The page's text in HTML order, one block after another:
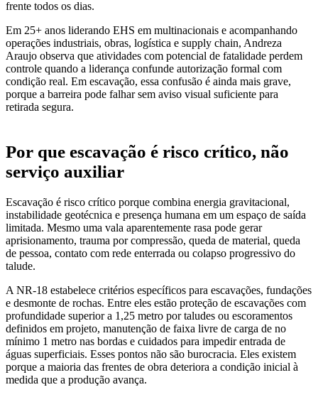
frente todos os dias.
Em 25+ anos liderando EHS em multinacionais e acompanhando
operações industriais, obras, logística e supply chain, Andreza
Araujo observa que atividades com potencial de fatalidade perdem
controle quando a liderança confunde autorização formal com
condição real. Em escavação, essa confusão é ainda mais grave,
porque a barreira pode falhar sem aviso visual suficiente para
retirada segura.
Por que escavação é risco crítico, não
serviço auxiliar
Escavação é risco crítico porque combina energia gravitacional,
instabilidade geotécnica e presença humana em um espaço de saída
limitada. Mesmo uma vala aparentemente rasa pode gerar
aprisionamento, trauma por compressão, queda de material, queda
de pessoa, contato com rede enterrada ou colapso progressivo do
talude.
A NR-18 estabelece critérios específicos para escavações, fundações
e desmonte de rochas. Entre eles estão proteção de escavações com
profundidade superior a 1,25 metro por taludes ou escoramentos
definidos em projeto, manutenção de faixa livre de carga de no
mínimo 1 metro nas bordas e cuidados para impedir entrada de
águas superficiais. Esses pontos não são burocracia. Eles existem
porque a maioria das frentes de obra deteriora a condição inicial à
medida que a produção avança.